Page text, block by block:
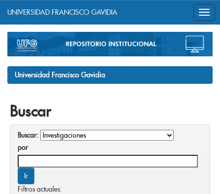
navigation
UNIVERSIDAD FRANCISCO GAVIDIA
Universidad Francisco Gavidia
Buscar
Buscar:
por
Filtros actuales: